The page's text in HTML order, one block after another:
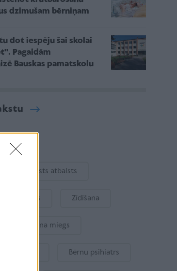
dzimušam bērniņam
dot iespēju šai skolai
Pagaidām
Bauskas pamatskolu
Valsts atbalsts
atpūsties Zīdīšana
Bērna miegs
Bērnu psihiatrs